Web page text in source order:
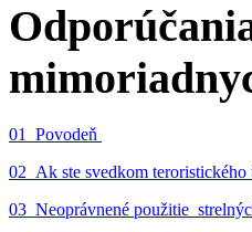
01_Povodeň
02_Ak ste svedkom teroristického
03_Neoprávnené použitie